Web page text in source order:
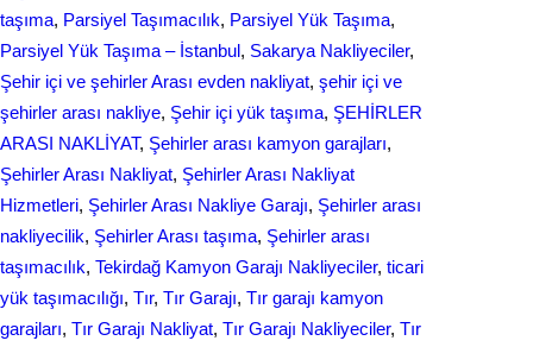
taşıma, Parsiyel Taşımacılık, Parsiyel Yük Taşıma
Parsiyel Yük Taşıma – İstanbul, Sakarya Nakliyeciler
Şehir içi ve şehirler Arası evden nakliyat, şehir içi ve
şehirler arası nakliye, Şehir içi yük taşıma, ŞEHİRLER
ARASI NAKLİYAT, Şehirler arası kamyon garajları
Şehirler Arası Nakliyat, Şehirler Arası Nakliyat
Hizmetleri, Şehirler Arası Nakliye Garajı, Şehirler arası
nakliyecilik, Şehirler Arası taşıma, Şehirler arası
taşımacılık, Tekirdağ Kamyon Garajı Nakliyeciler, ticari
yük taşımacılığı, Tır, Tır Garajı, Tır garajı kamyon
garajları, Tır Garajı Nakliyat, Tır Garajı Nakliyeciler, Tır